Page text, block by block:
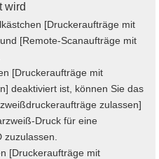
wird
[Druckeraufträge mit
[Remote-Scanaufträge mit
[Druckeraufträge mit
deaktiviert ist, können Sie das
zulassen]
Druck für eine
[Druckeraufträge mit